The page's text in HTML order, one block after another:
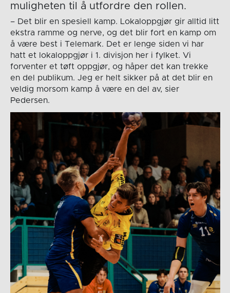
muligheten til å utfordre den rollen.
– Det blir en spesiell kamp. Lokaloppgjør gir alltid litt
ekstra ramme og nerve, og det blir fort en kamp om
å være best i Telemark. Det er lenge siden vi har
hatt et lokaloppgjør i 1. divisjon her i fylket. Vi
forventer et tøft oppgjør, og håper det kan trekke
en del publikum. Jeg er helt sikker på at det blir en
veldig morsom kamp å være en del av, sier
Pedersen.